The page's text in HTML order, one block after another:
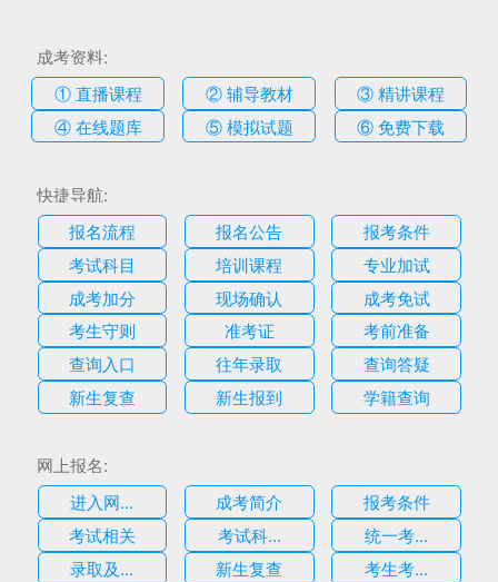
成考资料:
① 直播课程
② 辅导教材
③ 精讲课程
④ 在线题库
⑤ 模拟试题 ⑥ 免费下载
快捷导航:
报名流程
报名公告
报考条件
考试科目
培训课程
专业加试
成考加分
现场确认
成考免试
考生守则
准考证
考前准备
查询入口
往年录取
查询答疑
新生复查
新生报到 学籍查询
网上报名:
进入网...
成考简介
报考条件
考试相关
考试科...
统一考...
录取及...
新生复查 考生考...